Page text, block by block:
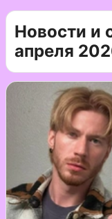
Новости и
апреля